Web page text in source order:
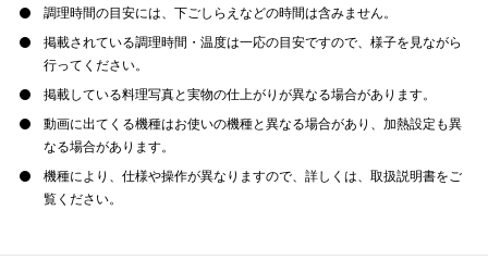
調理時間の目安には、下ごしらえなどの時間は含みません。
掲載されている調理時間・温度は一応の目安ですので、様子を見ながら
行ってください。
掲載している料理写真と実物の仕上がりが異なる場合があります。
動画に出てくる機種はお使いの機種と異なる場合があり、加熱設定も異
なる場合があります。
機種により、仕様や操作が異なりますので、詳しくは、取扱説明書をご
覧ください。